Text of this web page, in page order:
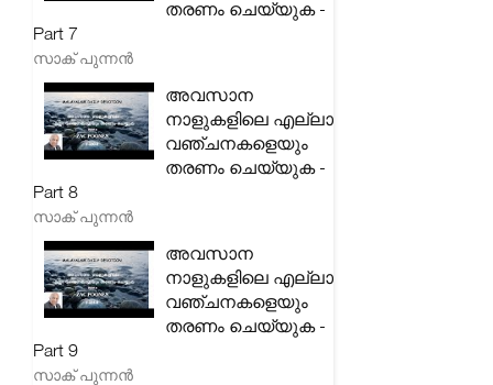
തരണം ചെയ്യുക -
Part 7
സാക് പുന്നൻ
അവസാന
നാളുകളിലെ എല്ലാ
വഞ്ചനകളെയും
തരണം ചെയ്യുക -
Part 8
സാക് പുന്നൻ
അവസാന
നാളുകളിലെ എല്ലാ
വഞ്ചനകളെയും
തരണം ചെയ്യുക -
Part 9
സാക് പുന്നൻ